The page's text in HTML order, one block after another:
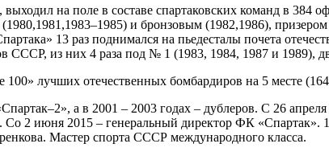
на поле в составе спартаковских команд в 384
и бронзовым (1982,1986),
13 раз поднимался на пьедесталы почета
СССР, из них 4 раза под № 1 (1983, 1984, 1987 и 1989),
лучших отечественных бомбардиров на 5 месте
а в 2001 – 2003 годах – дублеров. С 26
2 июня 2015 – генеральный директор ФК «Спартак».
Мастер спорта СССР международного класса.